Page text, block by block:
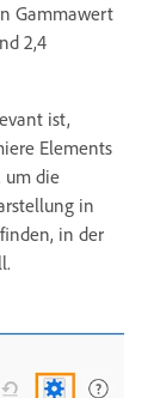
Gammawert
2,4
ist,
Elements
um die
in
in der